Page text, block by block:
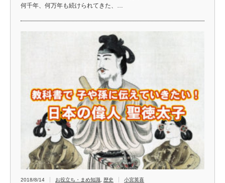
何千年、何万年も続けられてきた、…
2018/8/14 お役立ち・まめ知識 歴史 小宮英喜